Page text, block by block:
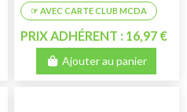
PRIX ADHÉRENT : 16,97 €
Ajouter au panier